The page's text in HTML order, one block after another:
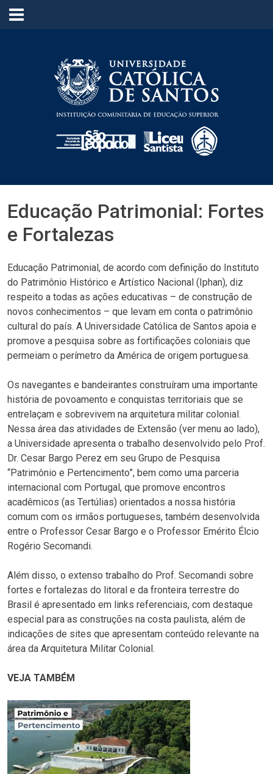
≡
Educação Patrimonial: Fortes
e Fortalezas
Educação Patrimonial, de acordo com definição do Instituto
do Patrimônio Histórico e Artístico Nacional (Iphan), diz
respeito a todas as ações educativas – de construção de
novos conhecimentos – que levam em conta o patrimônio
cultural do país. A Universidade Católica de Santos apoia e
promove a pesquisa sobre as fortificações coloniais que
permeiam o perímetro da América de origem portuguesa.
Os navegantes e bandeirantes construíram uma importante
história de povoamento e conquistas territoriais que se
entrelaçam e sobrevivem na arquitetura militar colonial.
Nessa área das atividades de Extensão (ver menu ao lado),
a Universidade apresenta o trabalho desenvolvido pelo Prof.
Dr. Cesar Bargo Perez em seu Grupo de Pesquisa
“Patrimônio e Pertencimento”, bem como uma parceria
internacional com Portugal, que promove encontros
acadêmicos (as Tertúlias) orientados a nossa história
comum com os irmãos portugueses, também desenvolvida
entre o Professor Cesar Bargo e o Professor Emérito Élcio
Rogério Secomandi.
Além disso, o extenso trabalho do Prof. Secomandi sobre
fortes e fortalezas do litoral e da fronteira terrestre do
Brasil é apresentado em links referenciais, com destaque
especial para as construções na costa paulista, além de
indicações de sites que apresentam conteúdo relevante na
área da Arquitetura Militar Colonial.
VEJA TAMBÉM